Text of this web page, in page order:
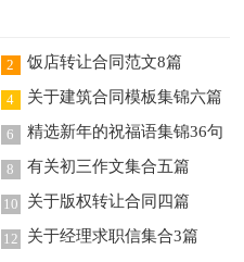
2 饭店转让合同范文8篇
4 关于建筑合同模板集锦六篇
6 精选新年的祝福语集锦36句
8 有关初三作文集合五篇
10 关于版权转让合同四篇
12
关于经理求职信集合3篇